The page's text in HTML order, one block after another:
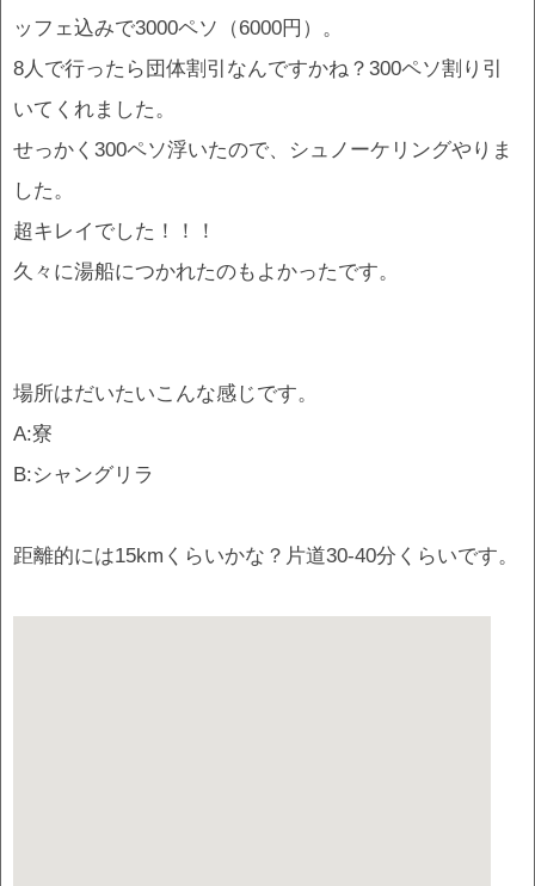
ッフェ込みで3000ペソ（6000円）。
8人で行ったら団体割引なんですかね？300ペソ割り引
いてくれました。
せっかく300ペソ浮いたので、シュノーケリングやりま
した。
超キレイでした！！！
久々に湯船につかれたのもよかったです。
場所はだいたいこんな感じです。
A:寮
B:シャングリラ
距離的には15kmくらいかな？片道30-40分くらいです。